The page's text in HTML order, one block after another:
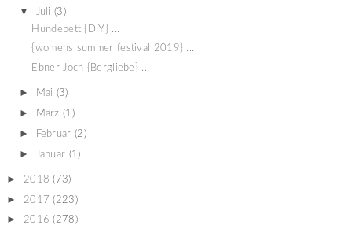
▼ Juli (3)
Hundebett {DIY} ...
{womens summer festival 2019} ...
Ebner Joch {Bergliebe} ...
► Mai (3)
► März (1)
► Februar (2)
► Januar (1)
► 2018 (73)
► 2017 (223)
► 2016 (278)